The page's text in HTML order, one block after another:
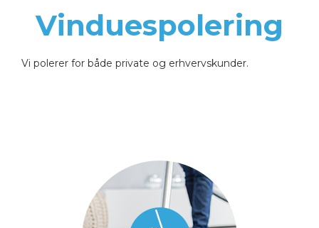
Vinduespolering
Vi polerer for både private og erhvervskunder.